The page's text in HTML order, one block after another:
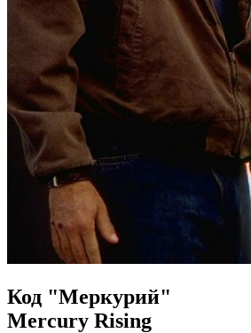
Код "Меркурий"
Mercury Rising